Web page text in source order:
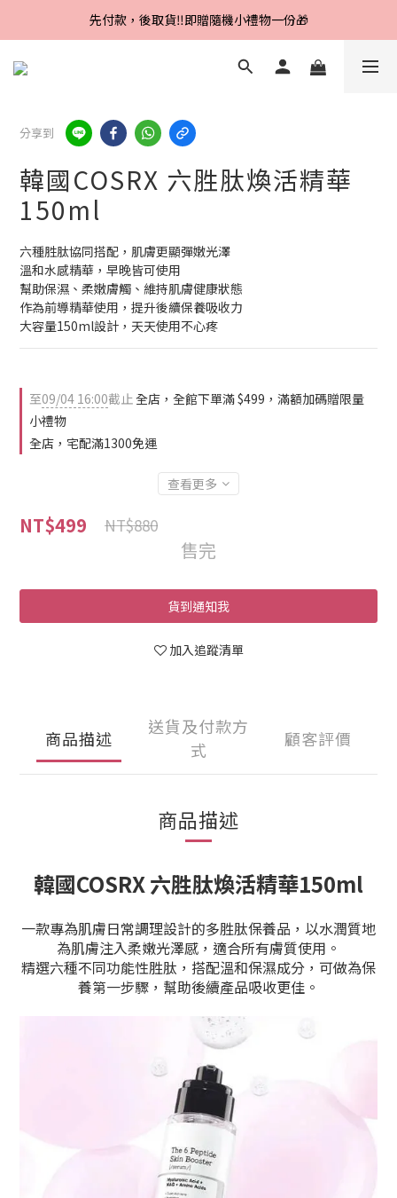
Line好友招募中，首購、回購皆贈100元
先付款，後取貨‼️即贈隨機小禮物一份🎁
Line好友招募中，首購、回購皆贈100元
分享到
韓國COSRX 六胜肽煥活精華
150ml
六種胜肽協同搭配，肌膚更顯彈嫩光澤
溫和水感精華，早晚皆可使用
幫助保濕、柔嫩膚觸、維持肌膚健康狀態
作為前導精華使用，提升後續保養吸收力
大容量150ml設計，天天使用不心疼
至09/04 16:00截止全店，全館下單滿 $499，滿額加碼贈限量
小禮物
全店，宅配滿1300免運
查看更多
NT$499 NT$880
售完
貨到通知我
加入追蹤清單
商品描述
送貨及付款方
式
顧客評價
商品描述
韓國COSRX 六胜肽煥活精華150ml
一款專為肌膚日常調理設計的多胜肽保養品，以水潤質地
為肌膚注入柔嫩光澤感，適合所有膚質使用。
精選六種不同功能性胜肽，搭配溫和保濕成分，可做為保
養第一步驟，幫助後續產品吸收更佳。